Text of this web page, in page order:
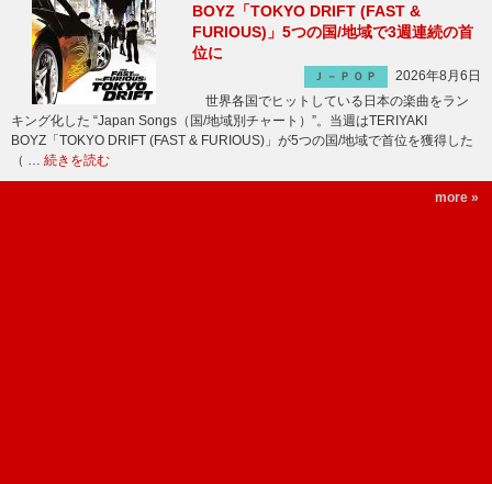
BOYZ「TOKYO DRIFT (FAST &
FURIOUS)」5つの国/地域で3週連続の首
位に
Ｊ－ＰＯＰ
2026年8月6日
世界各国でヒットしている日本の楽曲をラン
キング化した “Japan Songs（国/地域別チャート）”。当週はTERIYAKI
BOYZ「TOKYO DRIFT (FAST & FURIOUS)」が5つの国/地域で首位を獲得した
（ … 続きを読む
more »